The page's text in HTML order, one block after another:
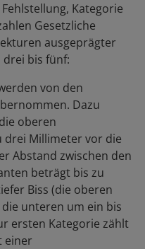
Kategorie
Gesetzliche
ausgeprägter
drei bis fünf:
von den
Dazu
oberen
drei Millimeter vor die
Abstand zwischen den
beträgt bis zu
Biss (die oberen
unteren um ein bis
ersten Kategorie zählt
einer